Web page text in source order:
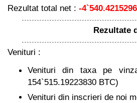
Rezultat total net : -
Rezultate
Venituri :
Venituri din taxa pe
154`515.19223830 BTC)
Venituri din inscrieri de noi